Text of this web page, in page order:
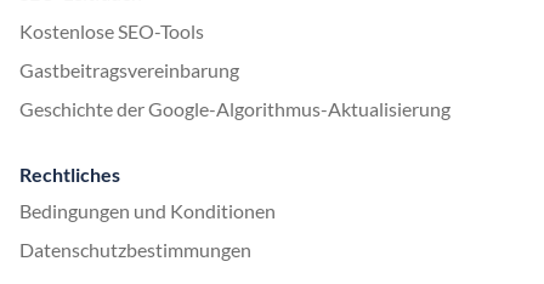
Kostenlose SEO-Tools
Gastbeitragsvereinbarung
Geschichte der Google-Algorithmus-Aktualisierung
Rechtliches
Bedingungen und Konditionen
Datenschutzbestimmungen